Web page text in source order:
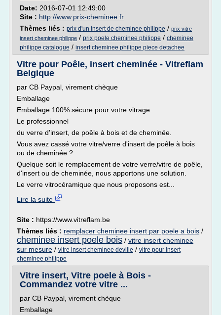
Date: 2016-07-01 12:49:00
Site : http://www.prix-cheminee.fr
Thèmes liés : prix d'un insert de cheminee philippe / prix vitre
insert cheminee philippe / prix poele cheminee philippe / cheminee
philippe catalogue / insert cheminee philippe piece detachee
Vitre pour Poêle, insert cheminée - Vitreflam
Belgique
par CB Paypal, virement chèque
Emballage
Emballage 100% sécure pour votre vitrage.
Le professionnel
du verre d'insert, de poêle à bois et de cheminée.
Vous avez cassé votre vitre/verre d'insert de poêle à bois
ou de cheminée ?
Quelque soit le remplacement de votre verre/vitre de poêle,
d'insert ou de cheminée, nous apportons une solution.
Le verre vitrocéramique que nous proposons est...
Lire la suite
Site : https://www.vitreflam.be
Thèmes liés : remplacer cheminee insert par poele a bois /
cheminee insert poele bois / vitre insert cheminee
sur mesure / vitre insert cheminee deville / vitre pour insert
cheminee philippe
Vitre insert, Vitre poele à Bois -
Commandez votre vitre ...
par CB Paypal, virement chèque
Emballage